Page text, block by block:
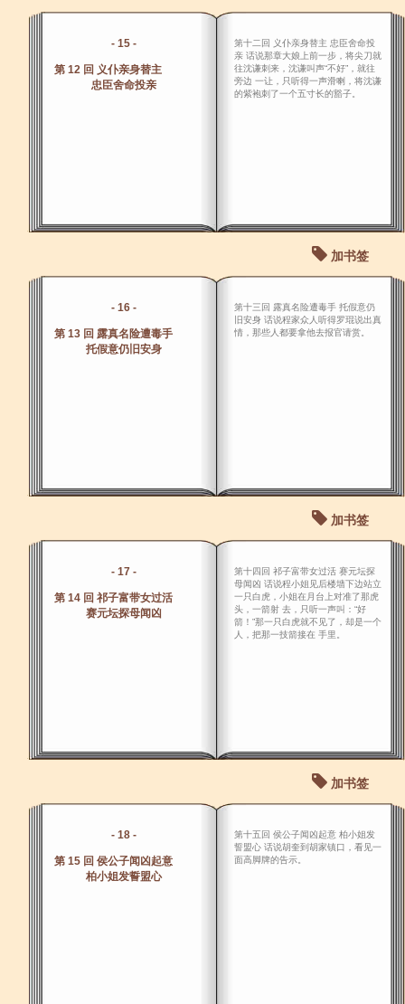
- 15 -
第 12 回 义仆亲身替主
忠臣舍命投亲
第十二回 义仆亲身替主 忠臣舍命投
亲 话说那章大娘上前一步，将尖刀就
往沈谦刺来，沈谦叫声“不好”，就往
旁边 一让，只听得一声滑喇，将沈谦
的紫袍刺了一个五寸长的豁子。
加书签
- 16 -
第 13 回 露真名险遭毒手
托假意仍旧安身
第十三回 露真名险遭毒手 托假意仍
旧安身 话说程家众人听得罗琨说出真
情，那些人都要拿他去报官请赏。
加书签
- 17 -
第 14 回 祁子富带女过活
赛元坛探母闻凶
第十四回 祁子富带女过活 赛元坛探
母闻凶 话说程小姐见后楼墙下边站立
一只白虎，小姐在月台上对准了那虎
头，一箭射 去，只听一声叫：“好
箭！”那一只白虎就不见了，却是一个
人，把那一技箭接在 手里。
加书签
- 18 -
第 15 回 侯公子闻凶起意
柏小姐发誓盟心
第十五回 侯公子闻凶起意 柏小姐发
誓盟心 话说胡奎到胡家镇口，看见一
面高脚牌的告示。